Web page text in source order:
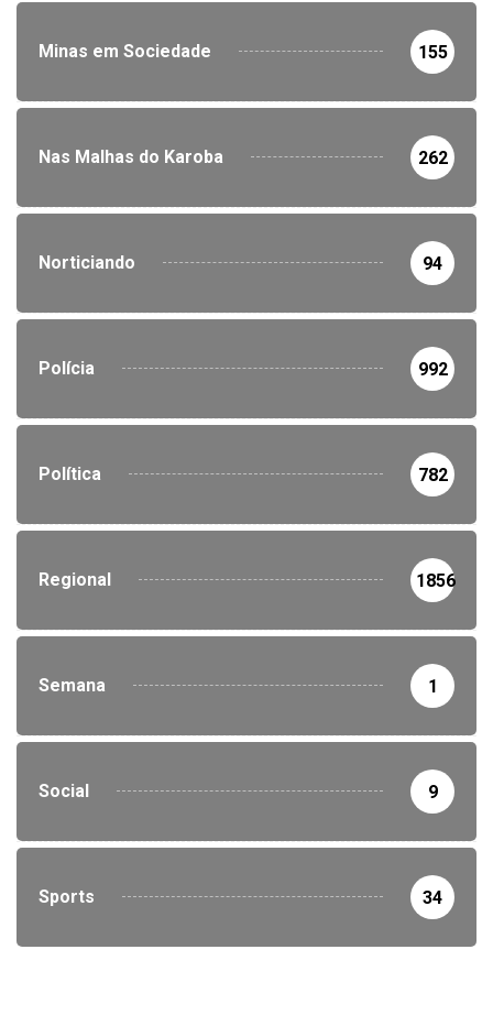
Minas em Sociedade 155
Nas Malhas do Karoba 262
Norticiando 94
Polícia 992
Política 782
Regional 1856
Semana 1
Social 9
Sports 34